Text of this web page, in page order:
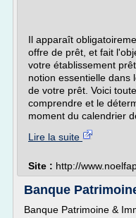
Il apparaît
offre de prêt, et fait
votre établissement
notion essentielle dans
de votre prêt. Voici
comprendre et le
moment du calendrier
Lire la suite
Site : http://
Banque
Banque Patrimoine &